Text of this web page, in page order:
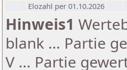
Elozahl per 01.10.2026
Hinweis1
blank ... Partie
V ... Partie